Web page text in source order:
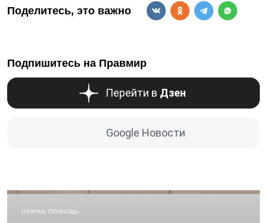
Поделитесь, это важно
Подпишитесь на Правмир
Перейти в Дзен
Google Новости
НУЖНА ПОМОЩЬ